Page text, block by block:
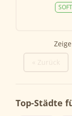
Zeige
« Zurück
Top-Städte